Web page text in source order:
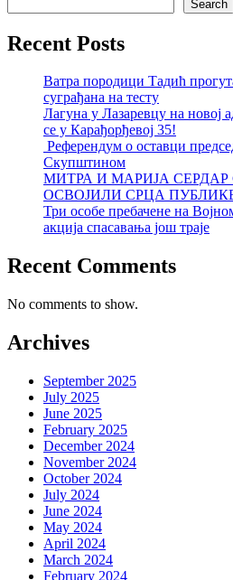
Search
Recent Posts
Ватра породици Тадић
суграђана на тесту
Лагуна у Лазаревцу на новој
се у Карађорђевој 35!
Референдум о оставци
Скупштином
МИТРА И МАРИЈА
ОСВОЈИЛИ СРЦА
Три особе пребачене на
акција спасавања још траје
Recent Comments
No comments to show.
Archives
September 2025
July 2025
June 2025
February 2025
December 2024
November 2024
October 2024
July 2024
June 2024
May 2024
April 2024
March 2024
February 2024